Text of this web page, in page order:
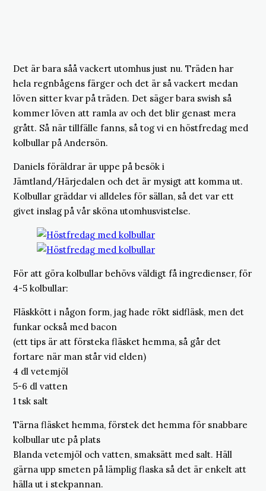
Det är bara såå vackert utomhus just nu. Träden har
hela regnbågens färger och det är så vackert medan
löven sitter kvar på träden. Det säger bara swish så
kommer löven att ramla av och det blir genast mera
grått. Så när tillfälle fanns, så tog vi en höstfredag med
kolbullar på Andersön.
Daniels föräldrar är uppe på besök i
Jämtland/Härjedalen och det är mysigt att komma ut.
Kolbullar gräddar vi alldeles för sällan, så det var ett
givet inslag på vår sköna utomhusvistelse.
För att göra kolbullar behövs väldigt få ingredienser, för
4-5 kolbullar:
Fläskkött i någon form, jag hade rökt sidfläsk, men det
funkar också med bacon
(ett tips är att försteka fläsket hemma, så går det
fortare när man står vid elden)
4 dl vetemjöl
5-6 dl vatten
1 tsk salt
Tärna fläsket hemma, förstek det hemma för snabbare
kolbullar ute på plats
Blanda vetemjöl och vatten, smaksätt med salt. Häll
gärna upp smeten på lämplig flaska så det är enkelt att
hälla ut i stekpannan.